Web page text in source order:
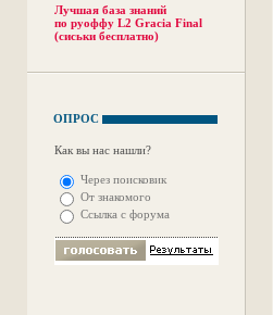
Лучшая база знаний
по руоффу L2 Gracia Final
(сиськи бесплатно)
ОПРОС
Как вы нас нашли?
Через поисковик
От знакомого
Ссылка с форума